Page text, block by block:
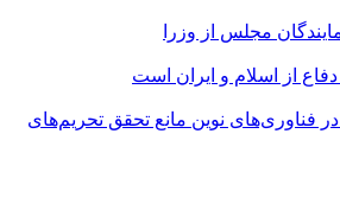
از اسلام و ایران است
فناوری‌های نوین مانع تحقق تحریم‌های